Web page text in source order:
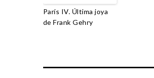
París IV. Última joya
de Frank Gehry